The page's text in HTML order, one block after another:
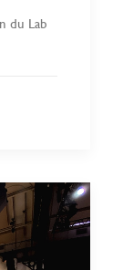
du Lab